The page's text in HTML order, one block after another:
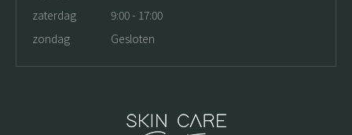
zaterdag
9:00 - 17:00
zondag
Gesloten